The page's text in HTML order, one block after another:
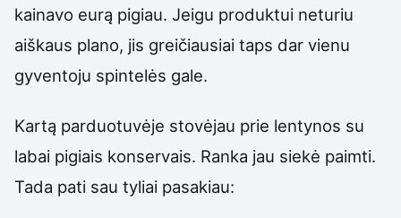
kainavo eurą pigiau. Jeigu produktui neturiu
aiškaus plano, jis greičiausiai taps dar vienu
gyventoju spintelės gale.
Kartą parduotuvėje stovėjau prie lentynos su
labai pigiais konservais. Ranka jau siekė paimti.
Tada pati sau tyliai pasakiau: